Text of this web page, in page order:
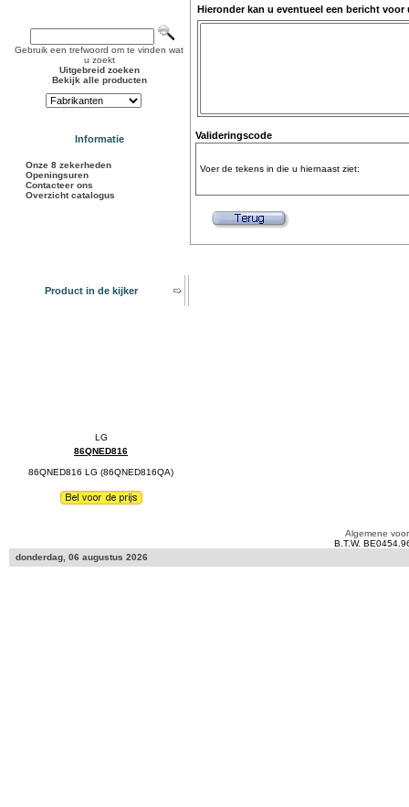
Gebruik een trefwoord om te vinden wat
u zoekt
Uitgebreid zoeken
Bekijk alle producten
Informatie
Onze 8 zekerheden
Openingsuren
Contacteer ons
Overzicht catalogus
Product in de kijker
86QNED816
86QNED816 LG (86QNED816QA)
Hieronder kan u eventueel een bericht
Valideringscode
Voer de tekens in die u hiernaast ziet:
Algemene
B.T.W.
donderdag, 06 augustus 2026